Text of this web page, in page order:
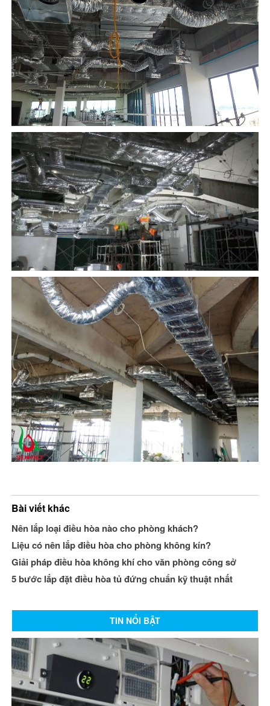
Bài viết khác
Nên lắp loại điều hòa nào cho phòng khách?
Liệu có nên lắp điều hòa cho phòng không kín?
Giải pháp điều hòa không khí cho văn phòng công sở
5 bước lắp đặt điều hòa tủ đứng chuẩn kỹ thuật nhất
TIN NỔI BẬT